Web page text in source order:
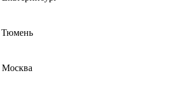
Тюмень
Москва